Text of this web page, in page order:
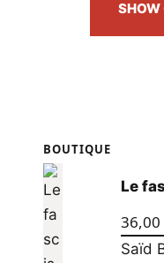
SHOW
BOUTIQUE
Le
36,00
Saïd